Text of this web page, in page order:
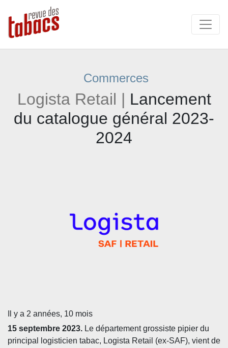
Commerces
Logista Retail | Lancement
du catalogue général 2023-
2024
Il y a 2 années, 10 mois
15 septembre 2023. Le département grossiste pipier du
principal logisticien tabac, Logista Retail (ex-SAF), vient de